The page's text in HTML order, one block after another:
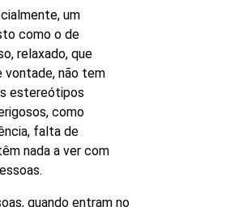
um
como o de
relaxado, que
vontade, não tem
estereótipos
como
falta de
nada a ver com
quando entram no